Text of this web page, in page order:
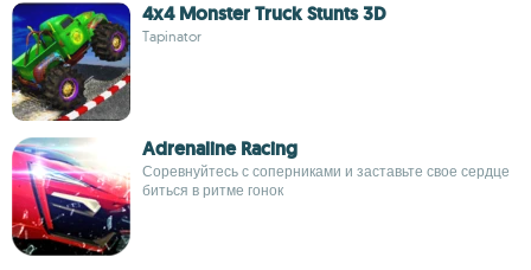
4x4 Monster Truck Stunts 3D
Tapinator
Adrenaline Racing
Соревнуйтесь с соперниками и заставьте свое сердце
биться в ритме гонок